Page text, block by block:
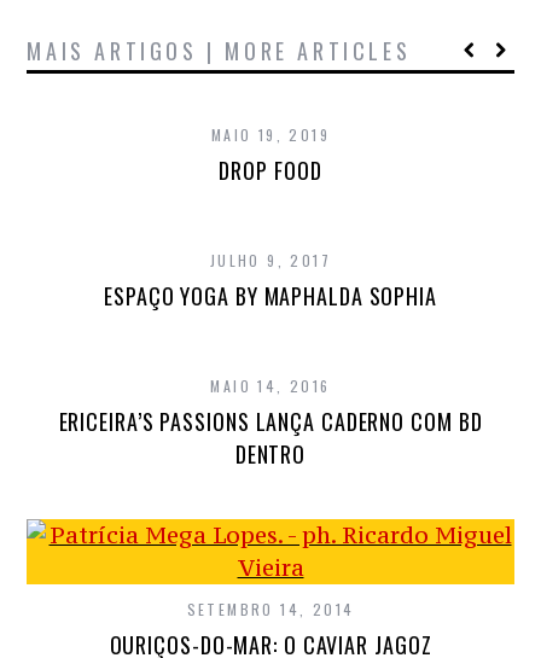
MAIS ARTIGOS | MORE ARTICLES
MAIO 19, 2019
DROP FOOD
JULHO 9, 2017
ESPAÇO YOGA BY MAPHALDA SOPHIA
MAIO 14, 2016
ERICEIRA’S PASSIONS LANÇA CADERNO COM BD
DENTRO
SETEMBRO 14, 2014
OURIÇOS-DO-MAR: O CAVIAR JAGOZ